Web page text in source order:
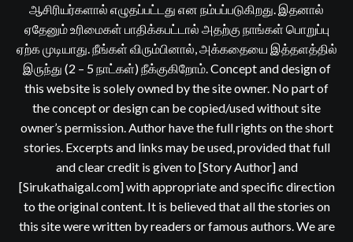
ஆசிரியர்களால் எழுதப்பட்டது என நம்பப்படுகிறது. இதனால்
ஏதேனும் உரிமைகள் பாதிக்கபட்டால் அதற்கு நாங்கள் பொறுப்பு
ஏற்க முடியாது. நீங்கள் விரும்பினால், அக்கதையை இத்தளத்தில்
இருந்து (2 – 5 நாட்கள்) நீக்குகிறோம். Concept and design of
this website is solely owned by the site owner. No part of
the concept or design can be copied/used without site
owner’s permission. Author have the full rights on the short
stories. Excerpts and links may be used, provided that full
and clear credit is given to [Story Author] and
[Sirukathaigal.com] with appropriate and specific direction
to the original content. It is believed that all the stories on
this site were written by readers or famous authors. We are